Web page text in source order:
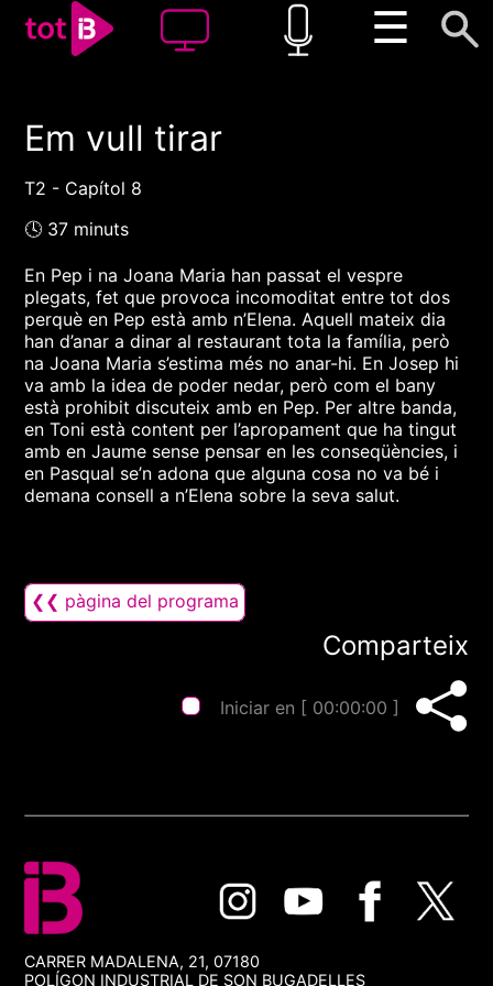
☰
00:00 00:00
Em vull tirar
T2 - Capítol 8
🕓 37 minuts
En Pep i na Joana Maria han passat el vespre
plegats, fet que provoca incomoditat entre tot dos
perquè en Pep està amb n’Elena. Aquell mateix dia
han d’anar a dinar al restaurant tota la família, però
na Joana Maria s’estima més no anar-hi. En Josep hi
va amb la idea de poder nedar, però com el bany
està prohibit discuteix amb en Pep. Per altre banda,
en Toni està content per l’apropament que ha tingut
amb en Jaume sense pensar en les conseqüències, i
en Pasqual se’n adona que alguna cosa no va bé i
demana consell a n’Elena sobre la seva salut.
❮❮ pàgina del programa
Comparteix
Iniciar en [ 00:00:00 ]
CARRER MADALENA, 21, 07180
POLÍGON INDUSTRIAL DE SON BUGADELLES